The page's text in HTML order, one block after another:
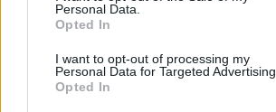
Personal Data.
Opted In
I want to opt-out of processing my
Personal Data for Targeted Advertising.
Opted In
Aktuális